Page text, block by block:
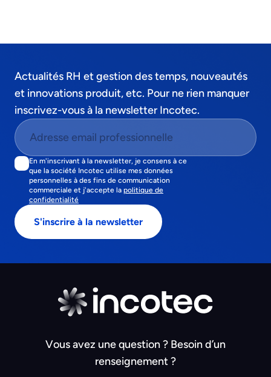
Actualités RH et gestion des temps, nouveautés
et innovations produit, etc. Pour ne rien manquer
inscrivez-vous à la newsletter Incotec.
En m'inscrivant à la newsletter, je consens à ce
que la société Incotec utilise mes données
personnelles à des fins de communication
commerciale et j'accepte la politique de
confidentialité
Vous avez une question ? Besoin d’un
renseignement ?